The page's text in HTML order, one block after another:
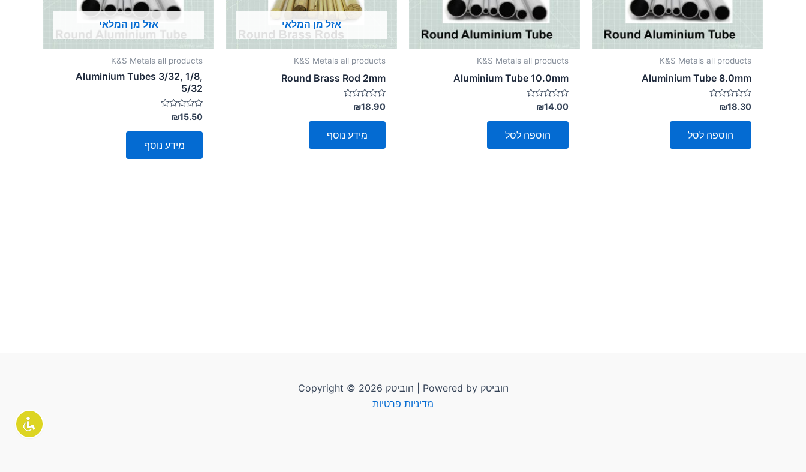
K&S Metals all products
Aluminium Tube 8.0mm
דורג
0
מתוך
₪18.30
הוספה לסל
K&S Metals all products
Aluminium Tube 10.0mm
דורג
0
מתוך
₪14.00
הוספה לסל
אזל מן המלאי
K&S Metals all products
Round Brass Rod 2mm
דורג
0
מתוך
₪18.90
מידע נוסף
אזל מן המלאי
K&S Metals all products
Aluminium Tubes 3/32, 1/8,
5/32
דורג
0
מתוך
₪15.50
מידע נוסף
Copyright © 2026 הוביטק | Powered by הוביטק
מדיניות פרטיות